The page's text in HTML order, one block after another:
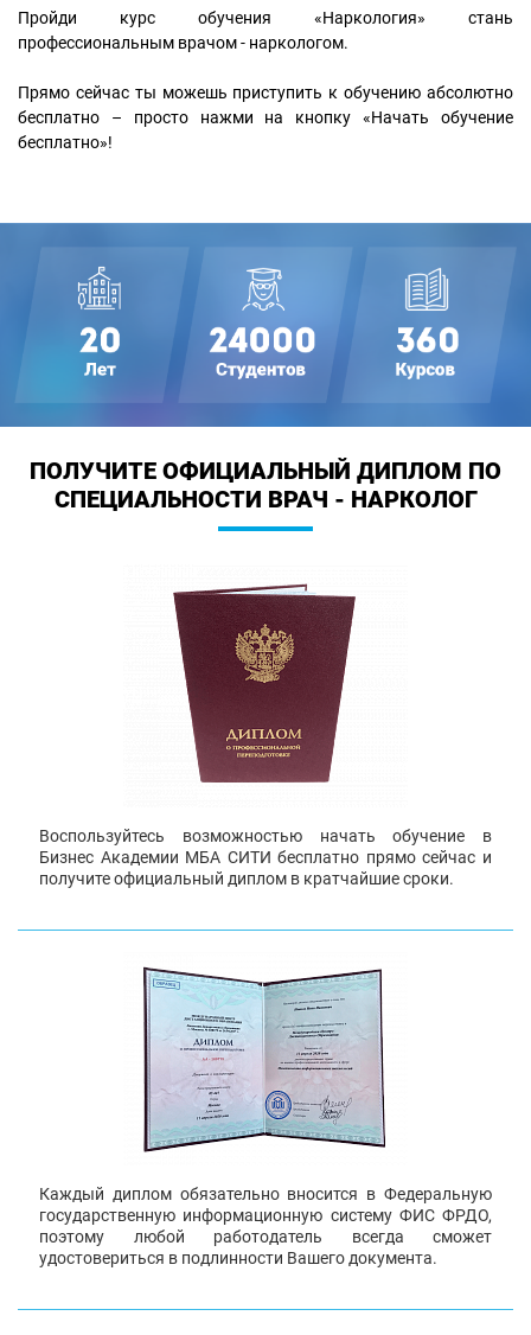
Пройди курс обучения «Наркология» стань
профессиональным врачом - наркологом.
Прямо сейчас ты можешь приступить к обучению абсолютно
бесплатно – просто нажми на кнопку «Начать обучение
бесплатно»!
ПОЛУЧИТЕ ОФИЦИАЛЬНЫЙ ДИПЛОМ ПО
СПЕЦИАЛЬНОСТИ ВРАЧ - НАРКОЛОГ
Воспользуйтесь возможностью начать обучение в
Бизнес Академии МБА СИТИ бесплатно прямо сейчас и
получите официальный диплом в кратчайшие сроки.
Каждый диплом обязательно вносится в Федеральную
государственную информационную систему ФИС ФРДО,
поэтому любой работодатель всегда сможет
удостовериться в подлинности Вашего документа.